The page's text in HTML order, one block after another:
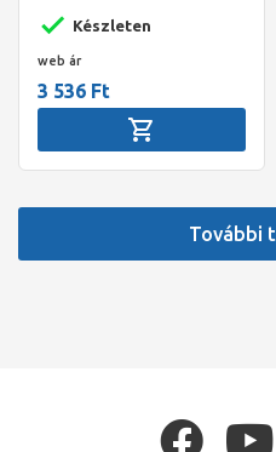
Készleten
web ár
3 536 Ft
További